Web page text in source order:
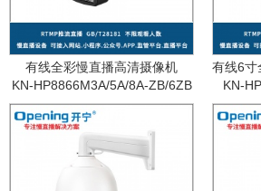
有线全彩慢直播高清摄像机
KN-HP8866M3A/5A/8A-ZB/6ZB
有线6寸
KN-